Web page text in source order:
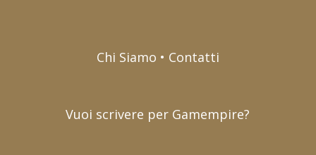
Chi Siamo • Contatti
Vuoi scrivere per Gamempire?